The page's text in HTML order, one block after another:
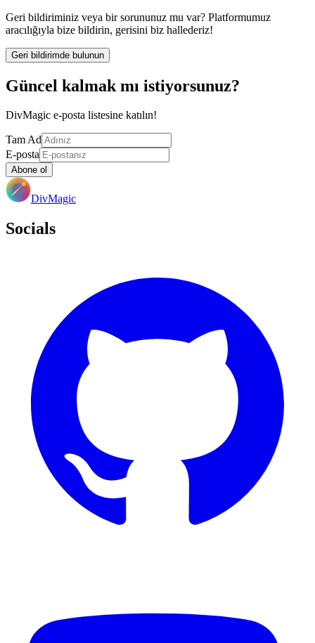
Geri bildiriminiz veya bir sorununuz mu var? Platformumuz
aracılığıyla bize bildirin, gerisini biz hallederiz!
Geri bildirimde bulunun
Güncel kalmak mı istiyorsunuz?
DivMagic e-posta listesine katılın!
Tam Ad
E-posta
Abone ol
DivMagic
Socials